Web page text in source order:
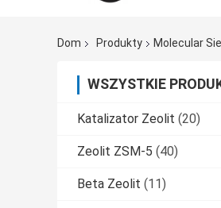
Dom Produkty Molecular
WSZYSTKIE
Katalizator Zeolit (20)
Zeolit ​​ZSM-5 (40)
Beta Zeolit (11)